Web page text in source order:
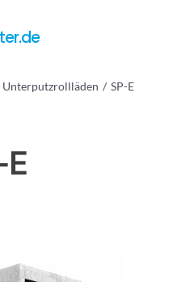
Unterputzrollläden SP-E